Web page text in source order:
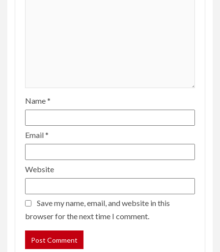
Name*
Email*
Website
Save my name, email, and website in this
browser for the next time I comment.